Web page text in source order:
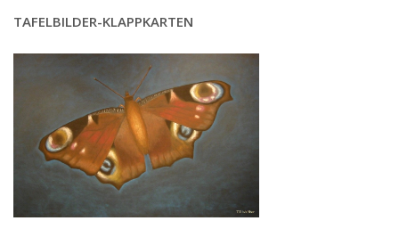
TAFELBILDER-KLAPPKARTEN